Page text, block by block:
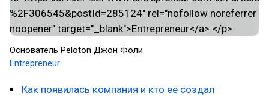
Основатель Peloton Джон Фоли
Entrepreneur
Как появилась компания и кто её создал